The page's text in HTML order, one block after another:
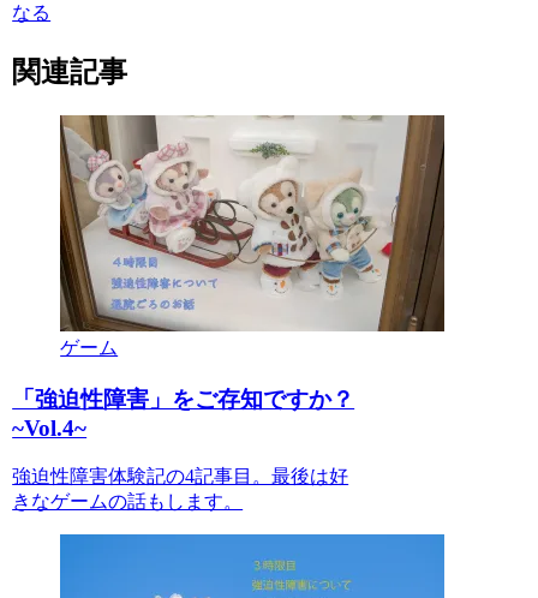
なる
関連記事
ゲーム
「強迫性障害」をご存知ですか？
~Vol.4~
強迫性障害体験記の4記事目。最後は好
きなゲームの話もします。